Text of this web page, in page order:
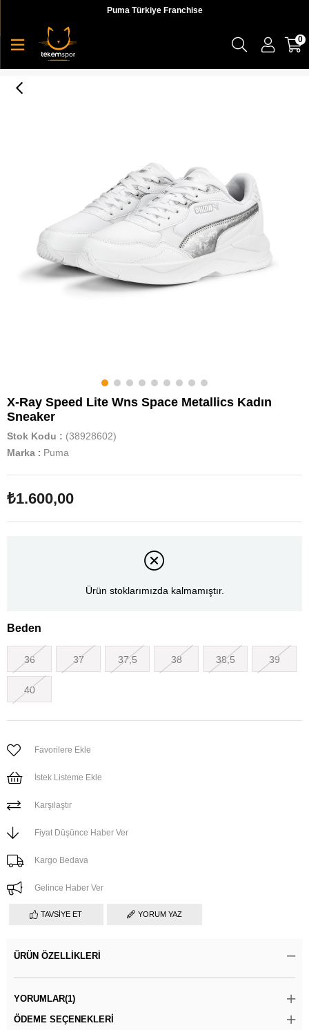
Puma Türkiye Franchise
0
X-Ray Speed Lite Wns Space Metallics Kadın
Sneaker
Stok Kodu
(38928602)
Marka : Puma
₺1.600,00
Ürün stoklarımızda kalmamıştır.
Beden
36 37 37,5 38 38,5 39
40
Favorilere Ekle
İstek Listeme Ekle
Karşılaştır
Fiyat Düşünce Haber Ver
Kargo Bedava
Gelince Haber Ver
TAVSIYE ET YORUM YAZ
ÜRÜN ÖZELLIKLERI
YORUMLAR(1)
ÖDEME SEÇENEKLERI